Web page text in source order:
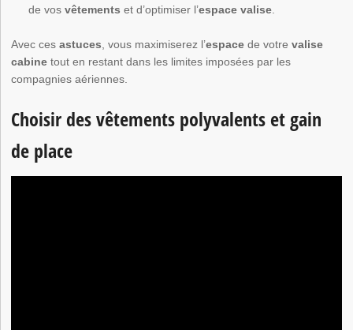
de vosvêtements et d’optimiser l’espace valise.
Avec cesastuces, vous maximiserez l’espace de votrevalise
cabine tout en restant dans les limites imposées par les
compagnies aériennes.
Choisir des vêtements polyvalents et gain
de place